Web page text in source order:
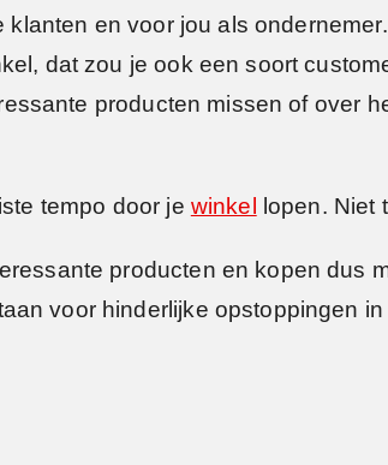
en voor jou als
dat zou je ook een soort
producten missen of over
tempo door je winkel lopen. Niet
producten en kopen dus
voor hinderlijke opstoppingen